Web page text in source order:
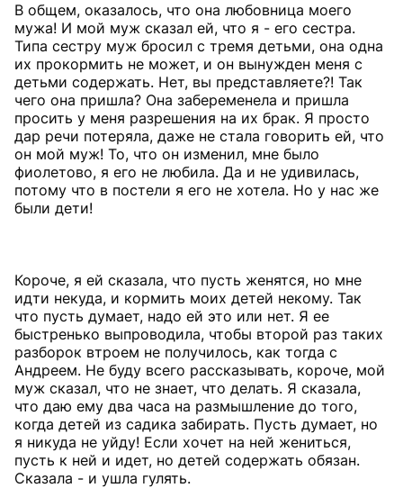
В общем, оказалось, что она любовница моего
мужа! И мой муж сказал ей, что я - его сестра.
Типа сестру муж бросил с тремя детьми, она одна
их прокормить не может, и он вынужден меня с
детьми содержать. Нет, вы представляете?! Так
чего она пришла? Она забеременела и пришла
просить у меня разрешения на их брак. Я просто
дар речи потеряла, даже не стала говорить ей, что
он мой муж! То, что он изменил, мне было
фиолетово, я его не любила. Да и не удивилась,
потому что в постели я его не хотела. Но у нас же
были дети!
Короче, я ей сказала, что пусть женятся, но мне
идти некуда, и кормить моих детей некому. Так
что пусть думает, надо ей это или нет. Я ее
быстренько выпроводила, чтобы второй раз таких
разборок втроем не получилось, как тогда с
Андреем. Не буду всего рассказывать, короче, мой
муж сказал, что не знает, что делать. Я сказала,
что даю ему два часа на размышление до того,
когда детей из садика забирать. Пусть думает, но
я никуда не уйду! Если хочет на ней жениться,
пусть к ней и идет, но детей содержать обязан.
Сказала - и ушла гулять.